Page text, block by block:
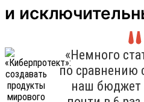
и
«Немного
по сравнению
наш бюджет